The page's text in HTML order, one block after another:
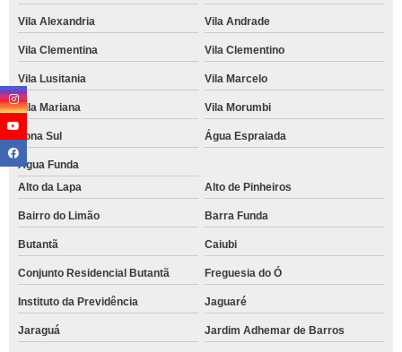
Vila Alexandria Vila Andrade
Vila Clementina Vila Clementino
Vila Lusitania Vila Marcelo
Vila Mariana Vila Morumbi
Zona Sul Água Espraiada
Água Funda
Alto da Lapa
Alto de Pinheiros
Bairro do Limão Barra Funda
Butantã Caiubi
Conjunto Residencial Butantã Freguesia do Ó
Instituto da Previdência Jaguaré
Jaraguá Jardim Adhemar de Barros